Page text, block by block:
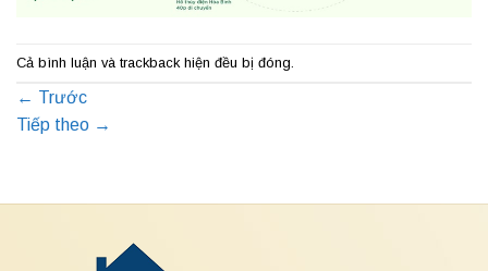
Cả bình luận và trackback hiện đều bị đóng.
← Trước
Tiếp theo →